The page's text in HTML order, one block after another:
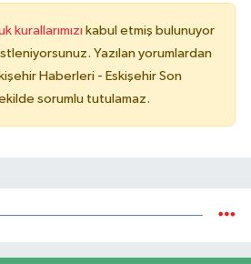
kurallarımızı kabul etmiş bulunuyor
Yazılan yorumlardan
Haberleri - Eskişehir Son
sorumlu tutulamaz.